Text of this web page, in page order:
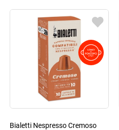
Bialetti Nespresso Cremoso